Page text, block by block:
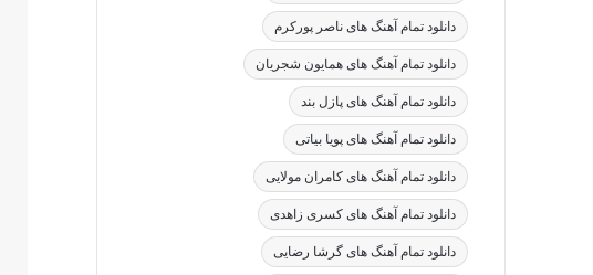
دانلود تمام آهنگ های ناصر پورکرم
دانلود تمام آهنگ های همایون شجریان
دانلود تمام آهنگ های پازل بند
دانلود تمام آهنگ های پویا بیاتی
دانلود تمام آهنگ های کامران مولایی
دانلود تمام آهنگ های کسری زاهدی
دانلود تمام آهنگ های گرشا رضایی